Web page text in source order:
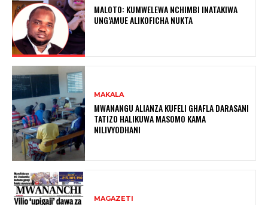
MALOTO: KUMWELEWA NCHIMBI INATAKIWA
UNG’AMUE ALIKOFICHA NUKTA
MAKALA
MWANANGU ALIANZA KUFELI GHAFLA DARASANI
TATIZO HALIKUWA MASOMO KAMA
NILIVYODHANI
MAGAZETI